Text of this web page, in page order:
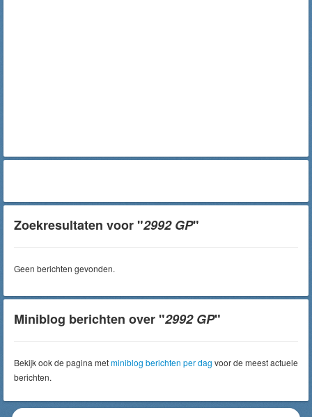
Zoekresultaten voor "2992 GP"
Geen berichten gevonden.
Miniblog berichten over "2992 GP"
Bekijk ook de pagina metminiblog berichten per dag voor de meest actuele
berichten.